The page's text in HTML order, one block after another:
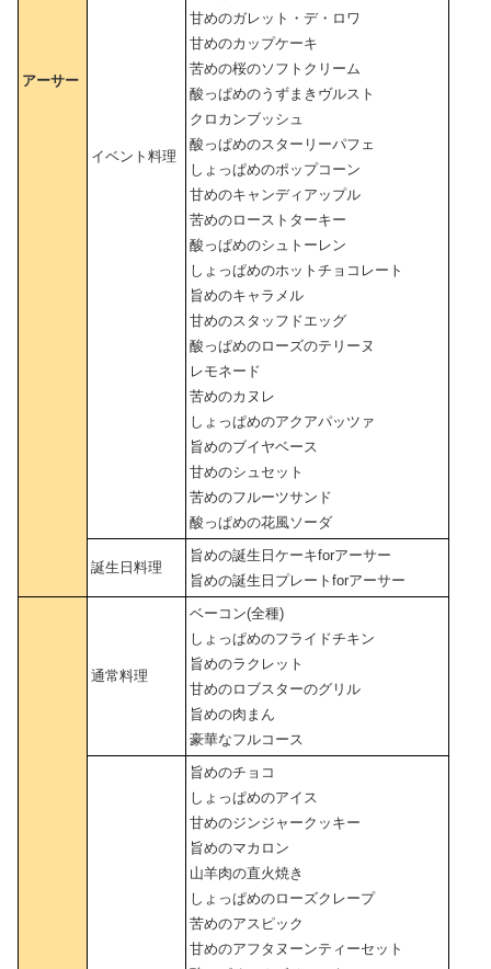
アーサー
イベント料理
甘めのガレット・デ・ロワ
甘めのカップケーキ
苦めの桜のソフトクリーム
酸っぱめのうずまきヴルスト
クロカンブッシュ
酸っぱめのスターリーパフェ
しょっぱめのポップコーン
甘めのキャンディアップル
苦めのローストターキー
酸っぱめのシュトーレン
しょっぱめのホットチョコレート
旨めのキャラメル
甘めのスタッフドエッグ
酸っぱめのローズのテリーヌ
レモネード
苦めのカヌレ
しょっぱめのアクアパッツァ
旨めのブイヤベース
甘めのシュセット
苦めのフルーツサンド
酸っぱめの花風ソーダ
誕生日料理
旨めの誕生日ケーキforアーサー
旨めの誕生日プレートforアーサー
通常料理
ベーコン(全種)
しょっぱめのフライドチキン
旨めのラクレット
甘めのロブスターのグリル
旨めの肉まん
豪華なフルコース
旨めのチョコ
しょっぱめのアイス
甘めのジンジャークッキー
旨めのマカロン
山羊肉の直火焼き
しょっぱめのローズクレープ
苦めのアスピック
甘めのアフタヌーンティーセット